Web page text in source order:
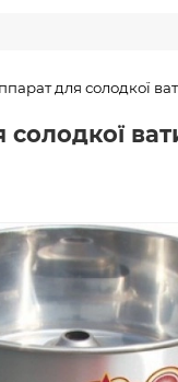
для солодкої
солодкої